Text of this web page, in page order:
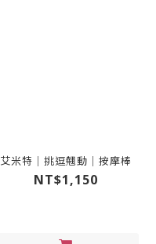
艾米特｜挑逗翹動｜按摩棒
NT$1,150